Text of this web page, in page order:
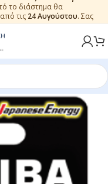
το διάστημα θα
τις 24 Αυγούστου. Σας